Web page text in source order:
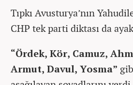
Tıpkı Avusturya’nın
CHP tek parti diktası da
“Ördek, Kör, Camuz,
Armut, Davul, Yosma”